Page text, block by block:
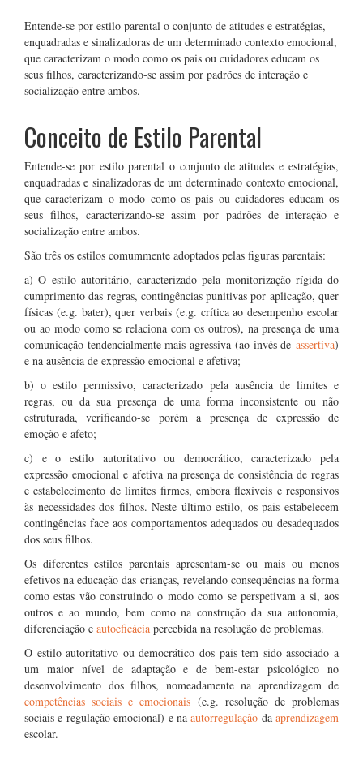
Entende-se por estilo parental o conjunto de atitudes e estratégias,
enquadradas e sinalizadoras de um determinado contexto emocional,
que caracterizam o modo como os pais ou cuidadores educam os
seus filhos, caracterizando-se assim por padrões de interação e
socialização entre ambos.
Conceito de Estilo Parental
Entende-se por estilo parental o conjunto de atitudes e estratégias,
enquadradas e sinalizadoras de um determinado contexto emocional,
que caracterizam o modo como os pais ou cuidadores educam os
seus filhos, caracterizando-se assim por padrões de interação e
socialização entre ambos.
São três os estilos comummente adoptados pelas figuras parentais:
a) O estilo autoritário, caracterizado pela monitorização rígida do
cumprimento das regras, contingências punitivas por aplicação, quer
físicas (e.g. bater), quer verbais (e.g. crítica ao desempenho escolar
ou ao modo como se relaciona com os outros), na presença de uma
comunicação tendencialmente mais agressiva (ao invés de assertiva)
e na ausência de expressão emocional e afetiva;
b) o estilo permissivo, caracterizado pela ausência de limites e
regras, ou da sua presença de uma forma inconsistente ou não
estruturada, verificando-se porém a presença de expressão de
emoção e afeto;
c) e o estilo autoritativo ou democrático, caracterizado pela
expressão emocional e afetiva na presença de consistência de regras
e estabelecimento de limites firmes, embora flexíveis e responsivos
às necessidades dos filhos. Neste último estilo, os pais estabelecem
contingências face aos comportamentos adequados ou desadequados
dos seus filhos.
Os diferentes estilos parentais apresentam-se ou mais ou menos
efetivos na educação das crianças, revelando consequências na forma
como estas vão construindo o modo como se perspetivam a si, aos
outros e ao mundo, bem como na construção da sua autonomia,
diferenciação e autoeficácia percebida na resolução de problemas.
O estilo autoritativo ou democrático dos pais tem sido associado a
um maior nível de adaptação e de bem-estar psicológico no
desenvolvimento dos filhos, nomeadamente na aprendizagem de
competências sociais e emocionais (e.g. resolução de problemas
sociais e regulação emocional) e naautorregulação da aprendizagem
escolar.